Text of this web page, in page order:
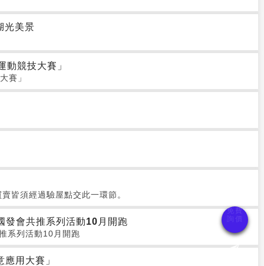
光美景
競技大賽」
賽」
皆須經過驗屋點交此一環節。
發會共推系列活動10月開跑
系列活動10月開跑
用大賽」